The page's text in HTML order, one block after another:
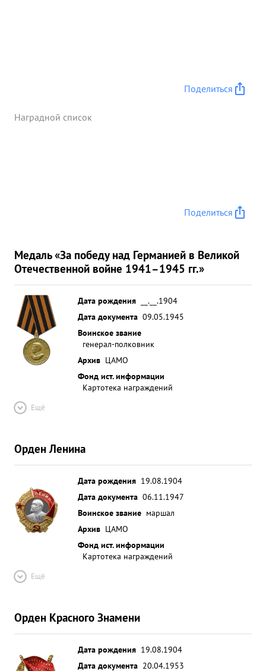
Поделиться
Наградной список
Поделиться
Медаль «За победу над Германией в Великой
Отечественной войне 1941–1945 гг.»
Дата рождения
__.__.1904
Дата документа 09.05.1945
Воинское звание
генерал-полковник
Архив ЦАМО
Фонд ист. информации
Картотека награждений
Ещё
Орден Ленина
Дата рождения 19.08.1904
Дата документа 06.11.1947
Воинское звание маршал
Архив ЦАМО
Фонд ист. информации
Картотека награждений
Ещё
Орден Красного Знамени
Дата рождения 19.08.1904
Дата документа 20.04.1953